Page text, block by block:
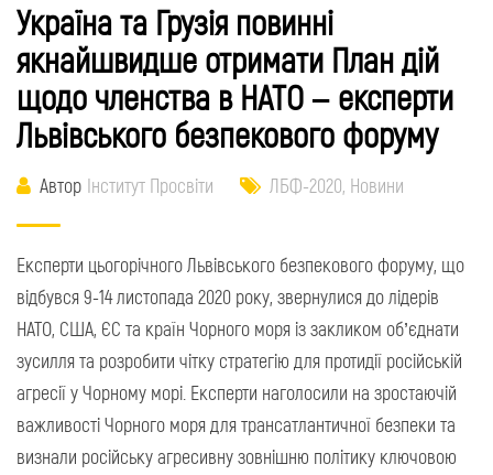
Україна та Грузія повинні
якнайшвидше отримати План дій
щодо членства в НАТО – експерти
Львівського безпекового форуму
Автор Інститут Просвіти ЛБФ-2020, Новини
Експерти цьогорічного Львівського безпекового форуму, що
відбувся 9-14 листопада 2020 року, звернулися до лідерів
НАТО, США, ЄС та країн Чорного моря із закликом об’єднати
зусилля та розробити чітку стратегію для протидії російській
агресії у Чорному морі. Експерти наголосили на зростаючій
важливості Чорного моря для трансатлантичної безпеки та
визнали російську агресивну зовнішню політику ключовою